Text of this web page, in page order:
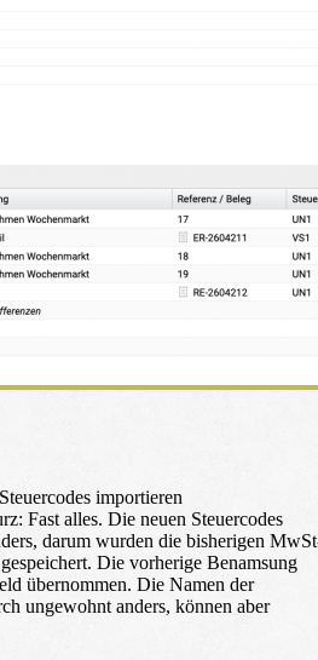
importieren
Fast alles. Die neuen Steuercodes
darum wurden die bisherigen
Die vorherige Benamsung
übernommen. Die Namen der
ungewohnt anders, können aber